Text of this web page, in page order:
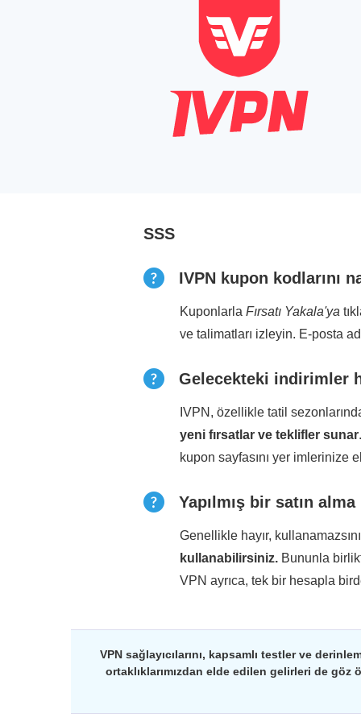
SSS
IVPN kupon kodlarını
Kuponlarla Fırsatı Yakala'ya
ve talimatları izleyin. E-posta
Gelecekteki indirimler
IVPN, özellikle tatil
yeni fırsatlar ve teklifler sunar
kupon sayfasını yer imlerinize
Yapılmış bir satın
Genellikle hayır,
kullanabilirsiniz. Bununla
VPN ayrıca, tek bir hesapla
VPN sağlayıcılarını, kapsamlı testler ve
ortaklıklarımızdan elde edilen gelirleri de göz